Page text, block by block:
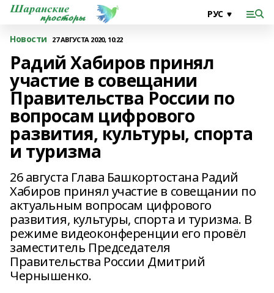
Новости 27 АВГУСТА 2020, 10:22
Радий Хабиров принял
участие в совещании
Правительства России по
вопросам цифрового
развития, культуры, спорта
и туризма
26 августа Глава Башкортостана Радий
Хабиров принял участие в совещании по
актуальным вопросам цифрового
развития, культуры, спорта и туризма. В
режиме видеоконференции его провёл
заместитель Председателя
Правительства России Дмитрий
Чернышенко.